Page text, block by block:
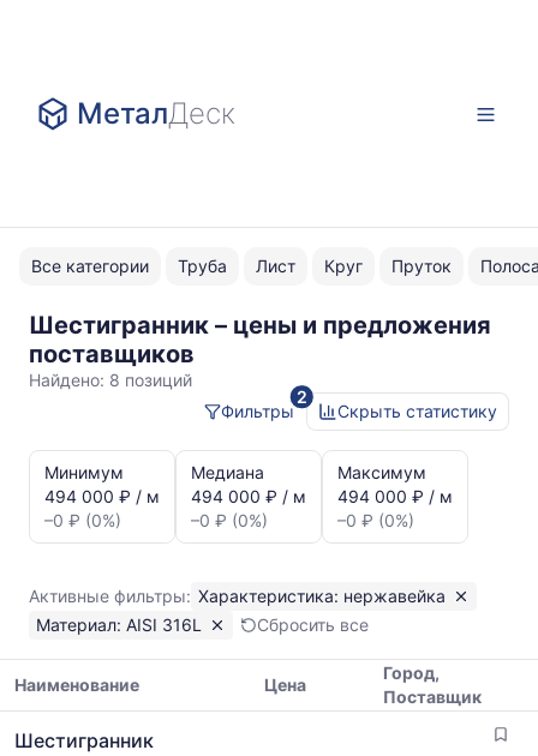
МеталДеск
Все категории Труба Лист Круг Пруток
Шестигранник – цены и предложения
поставщиков
316L
Найдено: 8 позиций
2
Фильтры
Скрыть статистику
динамика
цен:
Шестигранник
AISI
316L
Показаны
минимальная,
медианная
максимальная
Минимум
494 000 ₽ / м
–0 ₽ (0%)
Медиана
494 000 ₽ / м
–0 ₽ (0%)
Максимум
494 000 ₽ / м
–0 ₽ (0%)
Активные фильтры: Характеристика: нержавейка
Материал: AISI 316L
Сбросить все
цен
Наименование Цена
Город,
Поставщик
Шестигранник